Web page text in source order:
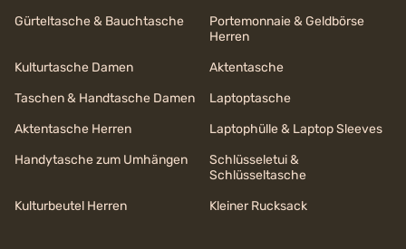
Gürteltasche & Bauchtasche
Portemonnaie & Geldbörse
Herren
Kulturtasche Damen
Aktentasche
Taschen & Handtasche Damen
Laptoptasche
Aktentasche Herren
Laptophülle & Laptop Sleeves
Handytasche zum Umhängen
Schlüsseletui &
Schlüsseltasche
Kulturbeutel Herren
Kleiner Rucksack